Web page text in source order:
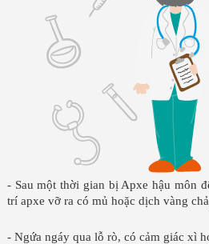
- Sau một thời gian bị Apxe hậu môn
trí apxe vỡ ra có mủ hoặc dịch vàng
- Ngứa ngáy qua lỗ rò, có cảm giác xì